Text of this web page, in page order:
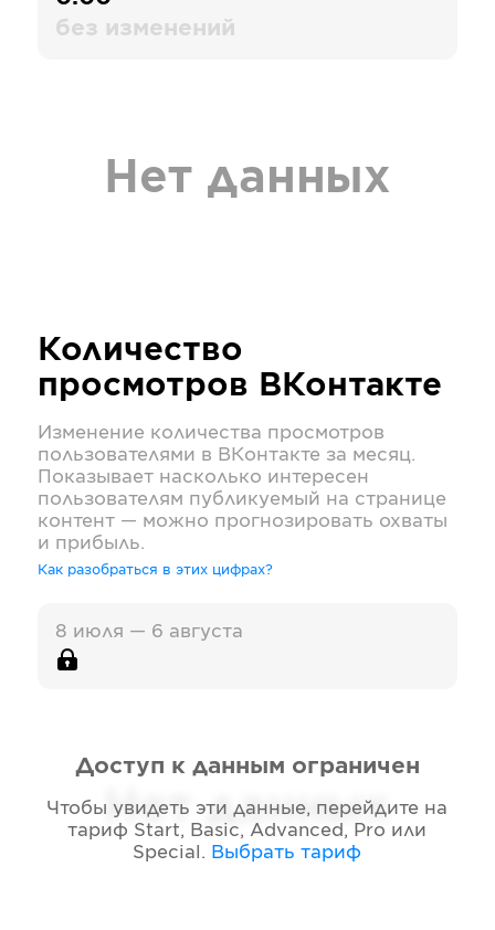
без изменений
Нет данных
Количество
просмотров ВКонтакте
Изменение количества просмотров
пользователями в ВКонтакте за месяц.
Показывает насколько интересен
пользователям публикуемый на странице
контент — можно прогнозировать охваты
и прибыль.
Как разобраться в этих цифрах?
8 июля — 6 августа
Нет данных
Доступ к данным ограничен
Чтобы увидеть эти данные, перейдите на
тариф Start, Basic, Advanced, Pro или
Special . Выбрать тариф